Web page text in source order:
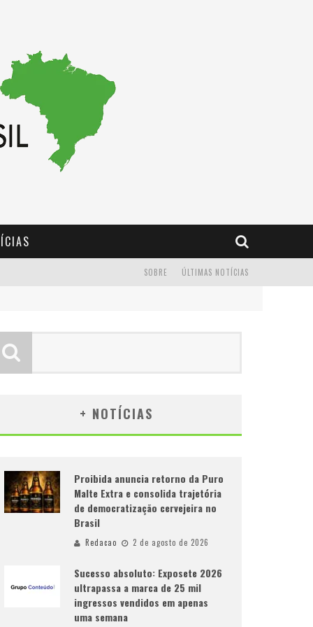
ÚLTIMAS NOTÍCIAS
SOBRE
+ NOTÍCIAS
Proibida anuncia retorno da Puro
Malte Extra e consolida trajetória
de democratização cervejeira no
Brasil
Redacao 2 de agosto de 2026
Sucesso absoluto: Exposete 2026
ultrapassa a marca de 25 mil
ingressos vendidos em apenas
uma semana